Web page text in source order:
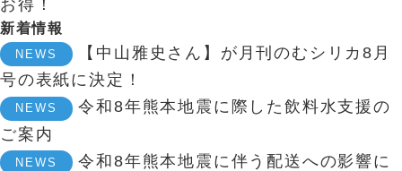
新着情報
NEWS
【中山雅史さん】が月刊のむシリカ8月
号の表紙に決定！
NEWS
令和8年熊本地震に際した飲料水支援の
ご案内
NEWS
令和8年熊本地震に伴う配送への影響に